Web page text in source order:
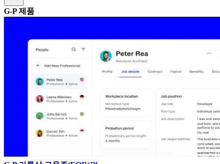
G-P 제품​​